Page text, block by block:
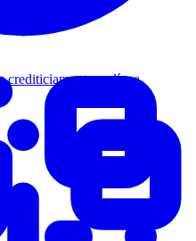
crediticiamente en línea